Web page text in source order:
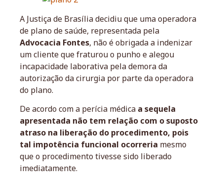
A Justiça de Brasília decidiu que uma operadora
de plano de saúde, representada pela
Advocacia Fontes, não é obrigada a indenizar
um cliente que fraturou o punho e alegou
incapacidade laborativa pela demora da
autorização da cirurgia por parte da operadora
do plano.
De acordo com a perícia médica a sequela
apresentada não tem relação com o suposto
atraso na liberação do procedimento, pois
tal impotência funcional ocorreria mesmo
que o procedimento tivesse sido liberado
imediatamente.